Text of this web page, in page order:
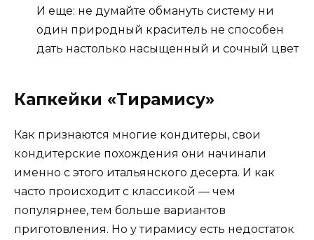
И еще: не думайте обмануть систему ни
один природный краситель не способен
дать настолько насыщенный и сочный цвет
Капкейки «Тирамису»
Как признаются многие кондитеры, свои
кондитерские похождения они начинали
именно с этого итальянского десерта. И как
часто происходит с классикой — чем
популярнее, тем больше вариантов
приготовления. Но у тирамису есть недостаток